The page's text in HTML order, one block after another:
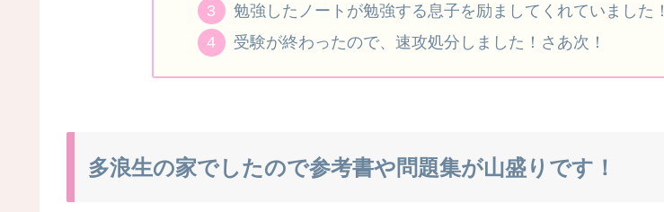
勉強したノートが勉強する息子を励ましてくれていました！
受験が終わったので、速攻処分しました！さあ次！
多浪生の家でしたので参考書や問題集が山盛りです！